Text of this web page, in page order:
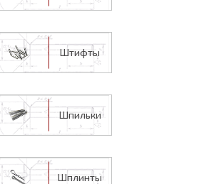
Штифты
Шпильки
Шплинты